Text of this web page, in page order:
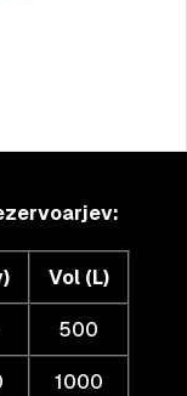
Vol (L)
500
1000